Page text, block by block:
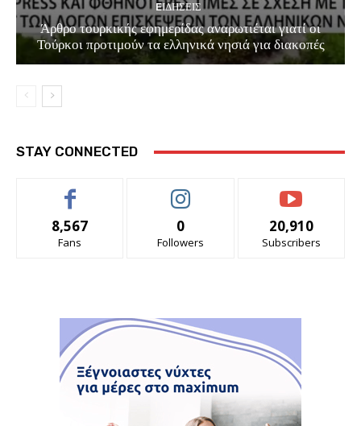
EΙΔΗΣΕΙΣ
Άρθρο τουρκικής εφημερίδας αναρωτιέται γιατί οι
Τούρκοι προτιμούν τα ελληνικά νησιά για διακοπές
STAY CONNECTED
8,567
Fans
0
Followers
20,910
Subscribers